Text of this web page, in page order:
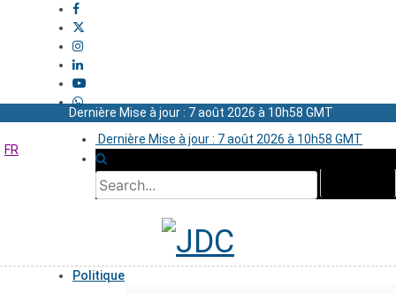
Dernière Mise à jour : 7 août 2026 à 10h58 GMT
Dernière Mise à jour : 7 août 2026 à 10h58 GMT
FR
Politique